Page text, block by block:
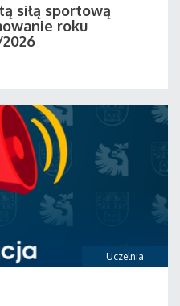
siłą sportową
roku
Uczelnia